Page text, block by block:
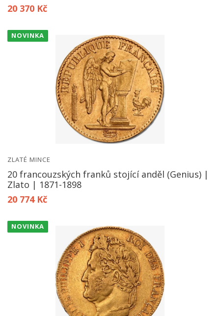
20 370 Kč
NOVINKA
ZLATÉ MINCE
20 francouzských franků stojící anděl (Genius) |
Zlato | 1871-1898
20 774 Kč
NOVINKA